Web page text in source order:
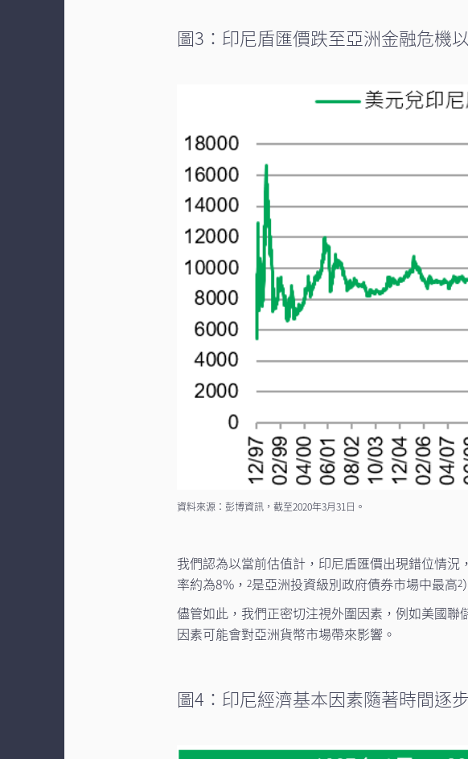
圖3：印尼盾匯價跌至亞洲金融危機
資料來源：彭博資訊，截至2020年3月31日。
我們認為以當前估值計，印尼盾匯價出現錯位情
率約為8%，2是亞洲投資級別政府債券市場中最高2
儘管如此，我們正密切注視外圍因素，例如美國
因素可能會對亞洲貨幣市場帶來影響。
圖4：印尼經濟基本因素隨著時間逐